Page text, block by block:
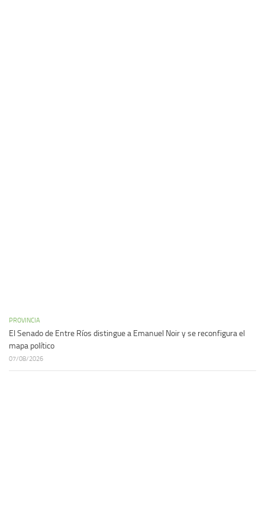
PROVINCIA
El Senado de Entre Ríos distingue a Emanuel Noir y se reconfigura el
mapa político
07/08/2026